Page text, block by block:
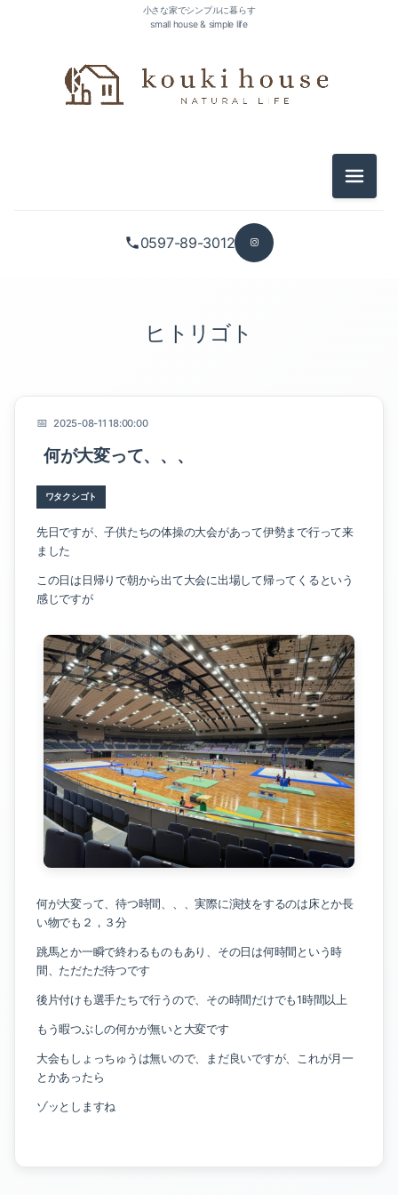
0597-89-3012
小さな家でシンプルに暮らす
small house & simple life
暮らしのこと
ワタクシゴト
メニュ
ヒトリゴト
2025-08-11 18:00:00
何が大変って、、、
ワタクシゴト
先日ですが、子供たちの体操の大会があって伊勢まで行って来
ました
この日は日帰りで朝から出て大会に出場して帰ってくるという
感じですが
何が大変って、待つ時間、、、実際に演技をするのは床とか長
い物でも２，３分
跳馬とか一瞬で終わるものもあり、その日は何時間という時
間、ただただ待つです
後片付けも選手たちで行うので、その時間だけでも1時間以上
もう暇つぶしの何かが無いと大変です
大会もしょっちゅうは無いので、まだ良いですが、これが月一
とかあったら
ゾッとしますね